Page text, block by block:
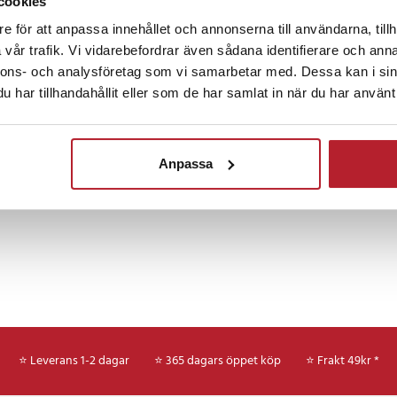
för att anpassa innehållet och annonserna till användarna,
trafik. Vi vidarebefordrar även sådana identifierare och
och analysföretag som vi samarbetar med. Dessa kan i
har tillhandahållit eller som de har samlat in när du har
Anpassa
eller silikonbaserade
det enkelt att skapa ett
gör korthållaren smidig att ta
med mobilens funktion
kompatibla iPhone-
korthållare
Hem & Trädgård Rea iPhone tillbehör
Mode & Accessoarer Alla
⭐ Leverans 1-2 dagar ⭐ 365 dagars öppet köp ⭐ Frakt 49kr *